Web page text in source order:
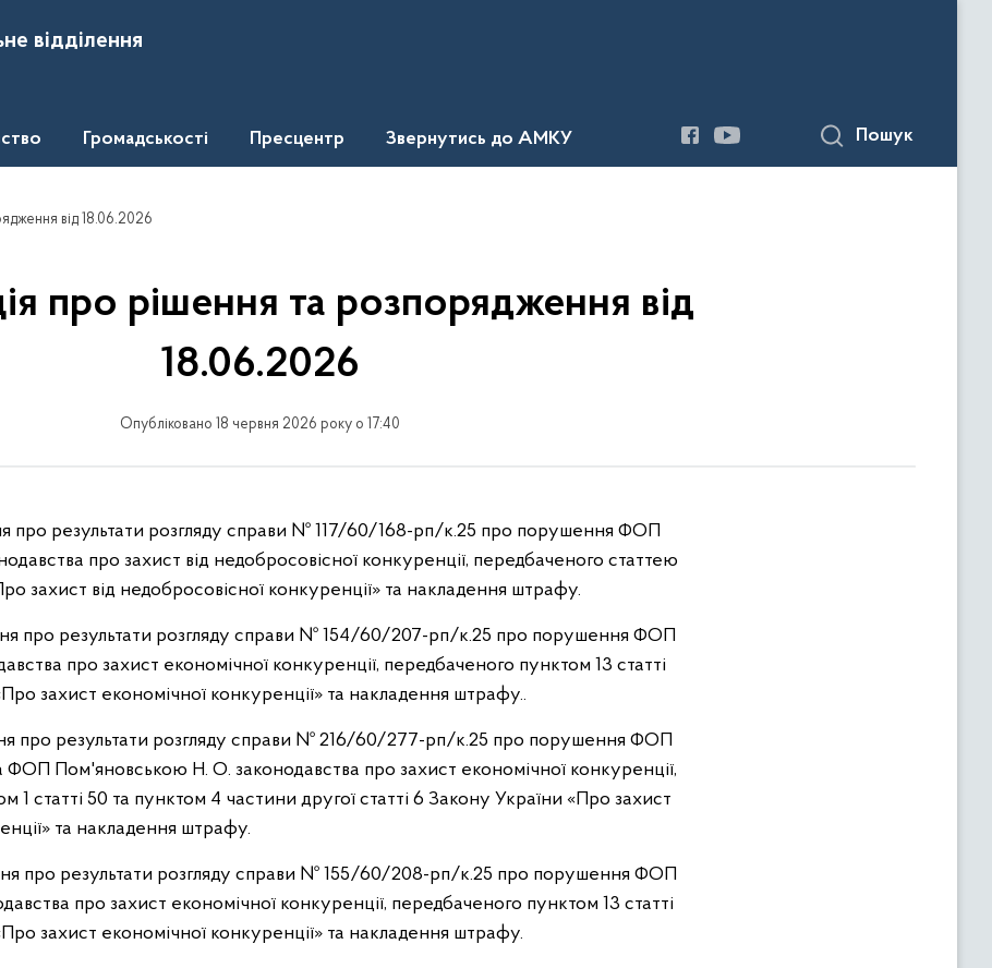
відділення
Громадськості Пресцентр Звернутись до АМКУ Пошук
від 18.06.2026
про рішення та розпорядження від
18.06.2026
Опубліковано 18 червня 2026 року о 17:40
про результати розгляду справи № 117/60/168-рп/к.25 про порушення ФОП
про захист від недобросовісної конкуренції, передбаченого статтею
захист від недобросовісної конкуренції» та накладення штрафу.
про результати розгляду справи № 154/60/207-рп/к.25 про порушення ФОП
про захист економічної конкуренції, передбаченого пунктом 13 статті
захист економічної конкуренції» та накладення штрафу..
про результати розгляду справи № 216/60/277-рп/к.25 про порушення ФОП
ФОП Пом'яновською Н. О. законодавства про захист економічної конкуренції,
1 статті 50 та пунктом 4 частини другої статті 6 Закону України «Про захист
та накладення штрафу.
про результати розгляду справи № 155/60/208-рп/к.25 про порушення ФОП
про захист економічної конкуренції, передбаченого пунктом 13 статті
захист економічної конкуренції» та накладення штрафу.